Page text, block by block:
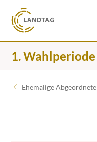
1. Wahlperiode
Ehemalige Abgeordnete